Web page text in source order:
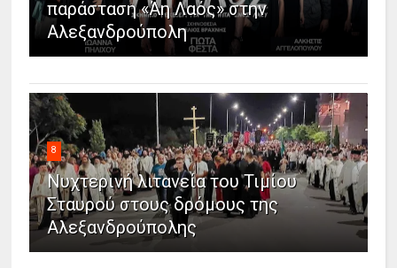
παράσταση «Άη Λαός» στην
Αλεξανδρούπολη
8
Νυχτερινή λιτανεία του Τιμίου
Σταυρού στους δρόμους της
Αλεξανδρούπολης